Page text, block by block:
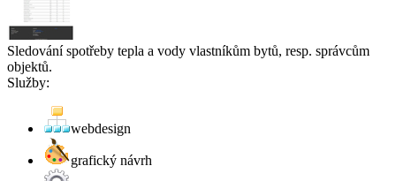
Sledování spotřeby tepla a vody vlastníkům bytů, resp. správcům
objektů.
Služby:
webdesign
grafický návrh